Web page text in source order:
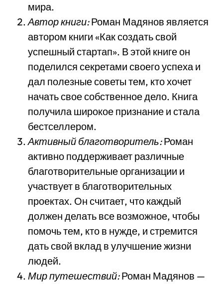
мира.
Автор книги:Роман Мадянов является
автором книги «Как создать свой
успешный стартап». В этой книге он
поделился секретами своего успеха и
дал полезные советы тем, кто хочет
начать свое собственное дело. Книга
получила широкое признание и стала
бестселлером.
Активный благотворитель:Роман
активно поддерживает различные
благотворительные организации и
участвует в благотворительных
проектах. Он считает, что каждый
должен делать все возможное, чтобы
помочь тем, кто в нужде, и стремится
дать свой вклад в улучшение жизни
людей.
Мир путешествий:Роман Мадянов —